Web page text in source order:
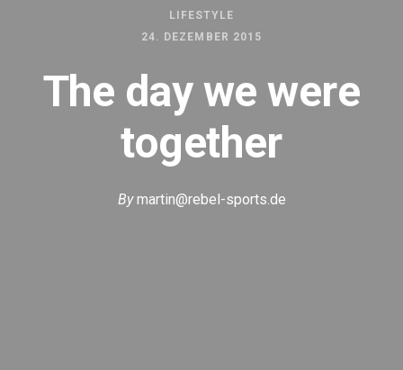
LIFESTYLE
24. DEZEMBER 2015
The day we were
together
Bymartin@rebel-sports.de